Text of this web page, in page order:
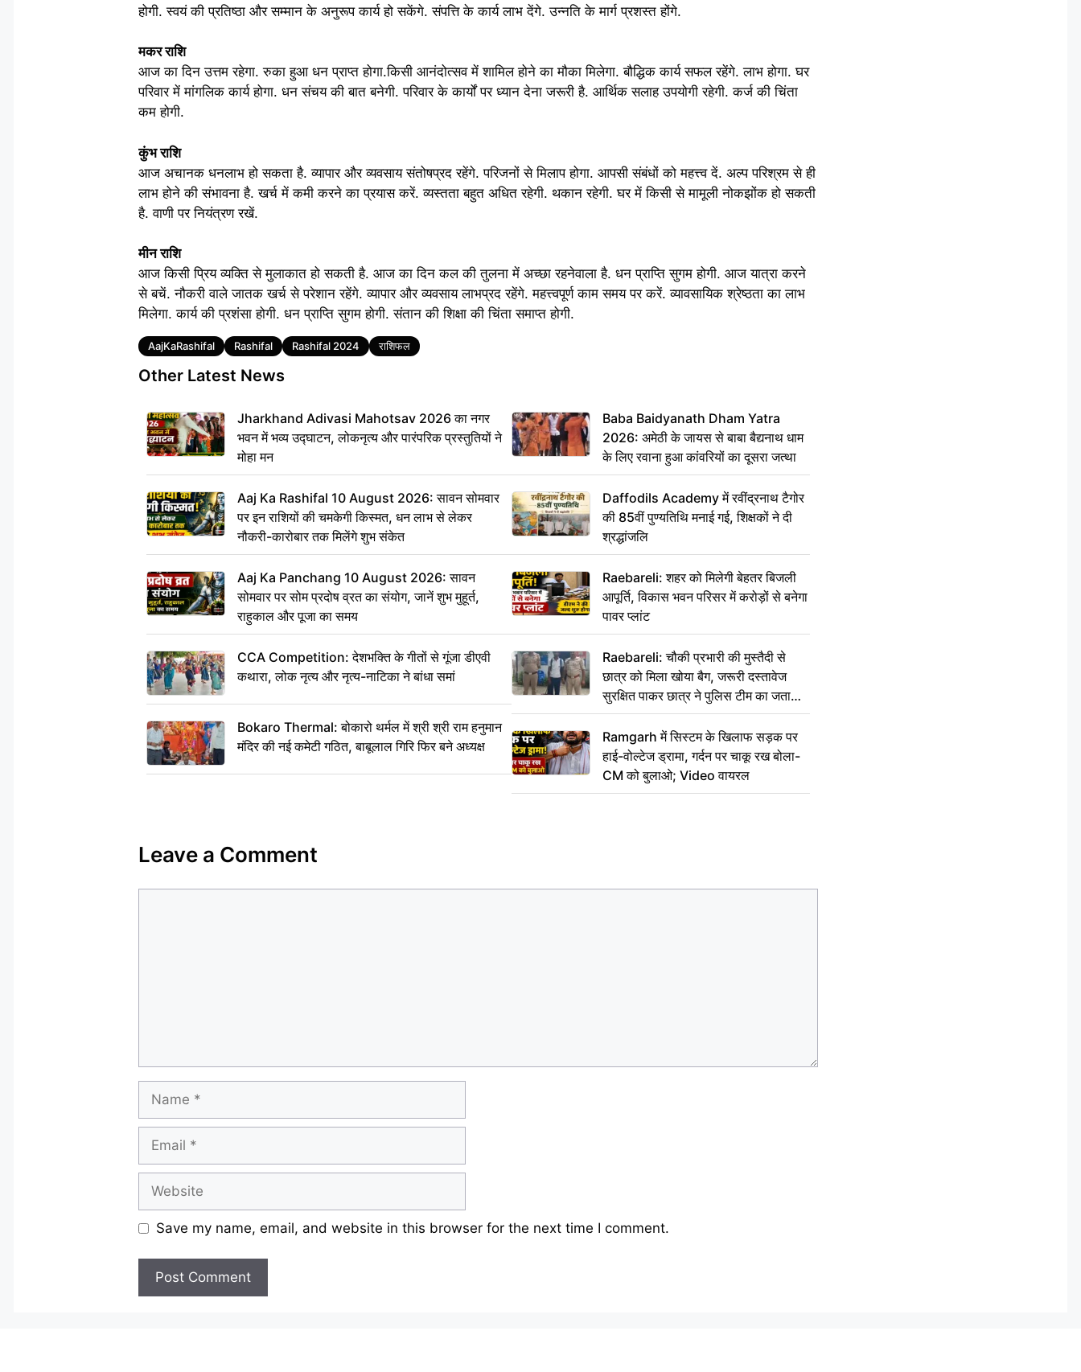
होगी. स्वयं की प्रतिष्ठा और सम्मान के अनुरूप कार्य हो सकेंगे. संपत्ति के कार्य लाभ देंगे. उन्नति के मार्ग प्रशस्त होंगे.
मकर राशि
आज का दिन उत्तम रहेगा. रुका हुआ धन प्राप्त होगा.किसी आनंदोत्सव में शामिल होने का मौका मिलेगा. बौद्धिक कार्य सफल रहेंगे. लाभ होगा. घर
परिवार में मांगलिक कार्य होगा. धन संचय की बात बनेगी. परिवार के कार्यों पर ध्यान देना जरूरी है. आर्थिक सलाह उपयोगी रहेगी. कर्ज की चिंता
कम होगी.
कुंभ राशि
आज अचानक धनलाभ हो सकता है. व्यापार और व्यवसाय संतोषप्रद रहेंगे. परिजनों से मिलाप होगा. आपसी संबंधों को महत्त्व दें. अल्प परिश्रम से ही
लाभ होने की संभावना है. खर्च में कमी करने का प्रयास करें. व्यस्तता बहुत अधित रहेगी. थकान रहेगी. घर में किसी से मामूली नोकझोंक हो सकती
है. वाणी पर नियंत्रण रखें.
मीन राशि
आज किसी प्रिय व्यक्ति से मुलाकात हो सकती है. आज का दिन कल की तुलना में अच्छा रहनेवाला है. धन प्राप्ति सुगम होगी. आज यात्रा करने
से बचें. नौकरी वाले जातक खर्च से परेशान रहेंगे. व्यापार और व्यवसाय लाभप्रद रहेंगे. महत्त्वपूर्ण काम समय पर करें. व्यावसायिक श्रेष्ठता का लाभ
मिलेगा. कार्य की प्रशंसा होगी. धन प्राप्ति सुगम होगी. संतान की शिक्षा की चिंता समाप्त होगी.
Tags
AajKaRashifal Rashifal Rashifal 2024 राशिफल
Other Latest News
Jharkhand Adivasi Mahotsav 2026 का नगर
भवन में भव्य उद्घाटन, लोकनृत्य और पारंपरिक प्रस्तुतियों ने
मोहा मन
Aaj Ka Rashifal 10 August 2026: सावन सोमवार
पर इन राशियों की चमकेगी किस्मत, धन लाभ से लेकर
नौकरी-कारोबार तक मिलेंगे शुभ संकेत
Aaj Ka Panchang 10 August 2026: सावन
सोमवार पर सोम प्रदोष व्रत का संयोग, जानें शुभ मुहूर्त,
राहुकाल और पूजा का समय
CCA Competition: देशभक्ति के गीतों से गूंजा डीएवी
कथारा, लोक नृत्य और नृत्य-नाटिका ने बांधा समां
Bokaro Thermal: बोकारो थर्मल में श्री श्री राम हनुमान
मंदिर की नई कमेटी गठित, बाबूलाल गिरि फिर बने अध्यक्ष
Baba Baidyanath Dham Yatra
2026: अमेठी के जायस से बाबा बैद्यनाथ धाम
के लिए रवाना हुआ कांवरियों का दूसरा जत्था
Daffodils Academy में रवींद्रनाथ टैगोर
की 85वीं पुण्यतिथि मनाई गई, शिक्षकों ने दी
श्रद्धांजलि
Raebareli: शहर को मिलेगी बेहतर बिजली
आपूर्ति, विकास भवन परिसर में करोड़ों से बनेगा
पावर प्लांट
Raebareli: चौकी प्रभारी की मुस्तैदी से
छात्र को मिला खोया बैग, जरूरी दस्तावेज
सुरक्षित पाकर छात्र ने पुलिस टीम का जताया
आभार
Ramgarh में सिस्टम के खिलाफ सड़क पर
हाई-वोल्टेज ड्रामा, गर्दन पर चाकू रख बोला-
CM को बुलाओ; Video वायरल
Leave a Comment
Save my name, email, and website in this browser for the next time I comment.